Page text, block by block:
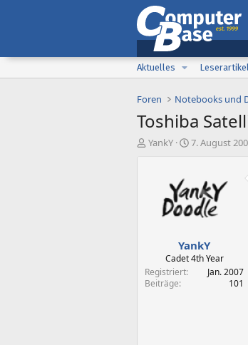
Aktuelles
Leserartikel
Foren Notebooks und
Toshiba
E
YankY
E
e
l
l
a
m
7. August
YankY
Cadet 4th Year
Registriert
Jan. 2007
Beiträge
101